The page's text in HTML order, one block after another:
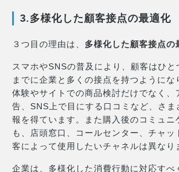
3.多様化した顧客接点の最適化
３つ目の理由は、 多様化した顧客接点の
スマホやSNSの普及により、顧客はひと
までに企業と多くの接点を持つようにな
体験やサイトでの商品検討だけでなく、
告、SNS上で目にする口コミなど、さま
報を得ています。また購入後のコミュニ
も、店頭窓口、コールセンター、チャッ
客によって使用したいチャネルは異なり
企業は、多様化した消費行動に対応すべ